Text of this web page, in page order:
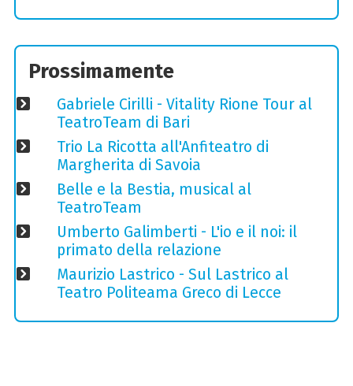
Prossimamente
Gabriele Cirilli - Vitality Rione Tour al
TeatroTeam di Bari
Trio La Ricotta all'Anfiteatro di
Margherita di Savoia
Belle e la Bestia, musical al
TeatroTeam
Umberto Galimberti - L'io e il noi: il
primato della relazione
Maurizio Lastrico - Sul Lastrico al
Teatro Politeama Greco di Lecce